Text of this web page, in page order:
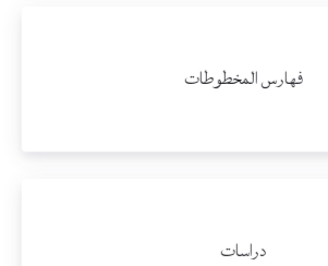
فهارس المخطوطات
دراسات